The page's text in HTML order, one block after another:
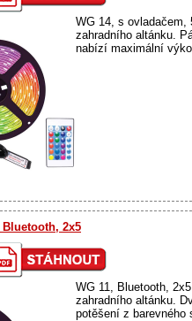
WG 14, s ovladačem,
zahradního altánku.
nabízí maximální
Bluetooth, 2x5
WG 11, Bluetooth,
zahradního altánku.
potěšení z barevného